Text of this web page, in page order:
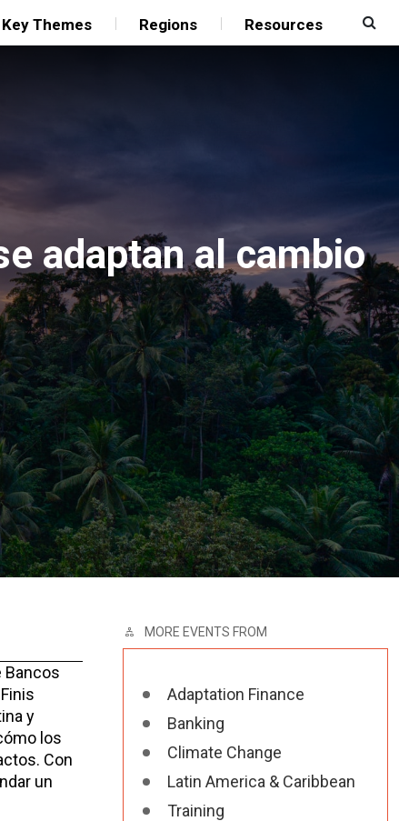
Key Themes Regions Resources
adaptan al cambio
Bancos
y
los
Con
un
MORE EVENTS FROM
Adaptation Finance
Banking
Climate Change
Latin America & Caribbean
Training